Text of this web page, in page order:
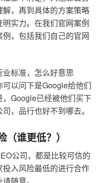
，再到具体的方案策略
实力。在我们官网案例
，包括我们自己的官网
标准，怎么好意思
以问下是Google给他们
Google已经被他们买下
，品行也好不到哪去。
谁更低？）
公司，都是比较可信的
入风险最低的进行合作